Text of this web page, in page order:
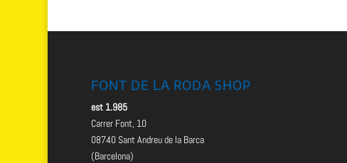
FONT DE LA RODA SHOP
est 1.985
Carrer Font, 10
08740 Sant Andreu de la Barca
(Barcelona)